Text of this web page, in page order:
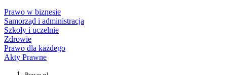
Prawo w biznesie
Samorząd i administracja
Szkoły i uczelnie
Zdrowie
Prawo dla każdego
Akty Prawne